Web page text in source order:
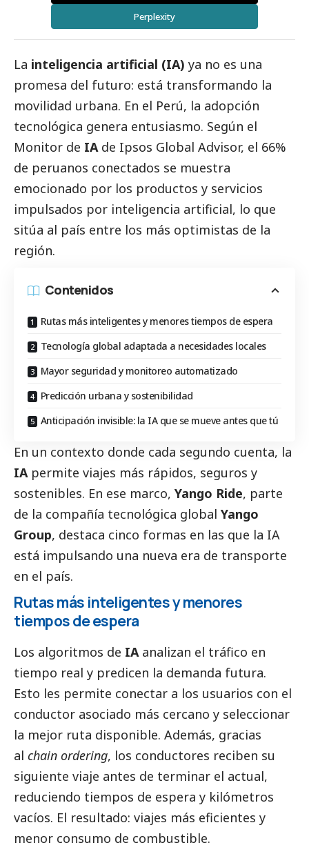
Perplexity
La inteligencia artificial (IA) ya no es una
promesa del futuro: está transformando la
movilidad urbana. En el Perú, la adopción
tecnológica genera entusiasmo. Según el
Monitor de IAde Ipsos Global Advisor, el 66%
de peruanos conectados se muestra
emocionado por los productos y servicios
impulsados por inteligencia artificial, lo que
sitúa al país entre los más optimistas de la
región.
Contenidos
Rutas más inteligentes y menores tiempos de espera
Tecnología global adaptada a necesidades locales
Mayor seguridad y monitoreo automatizado
Predicción urbana y sostenibilidad
Anticipación invisible: la IA que se mueve antes que tú
En un contexto donde cada segundo cuenta, la
IApermite viajes más rápidos, seguros y
sostenibles. En ese marco, Yango Ride, parte
de la compañía tecnológica global Yango
Group, destaca cinco formas en las que la IA
está impulsando una nueva era de transporte
en el país.
Rutas más inteligentes y menores
tiempos de espera
Los algoritmos de IAanalizan el tráfico en
tiempo real y predicen la demanda futura.
Esto les permite conectar a los usuarios con el
conductor asociado más cercano y seleccionar
la mejor ruta disponible. Además, gracias
al chain ordering, los conductores reciben su
siguiente viaje antes de terminar el actual,
reduciendo tiempos de espera y kilómetros
vacíos. El resultado: viajes más eficientes y
menor consumo de combustible.